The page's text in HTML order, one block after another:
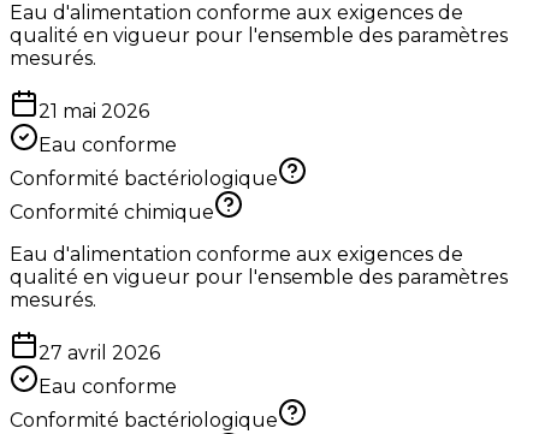
Eau d'alimentation conforme aux exigences de
qualité en vigueur pour l'ensemble des paramètres
mesurés.
21 mai 2026
Eau conforme
Conformité bactériologique
Conformité chimique
Eau d'alimentation conforme aux exigences de
qualité en vigueur pour l'ensemble des paramètres
mesurés.
27 avril 2026
Eau conforme
Conformité bactériologique